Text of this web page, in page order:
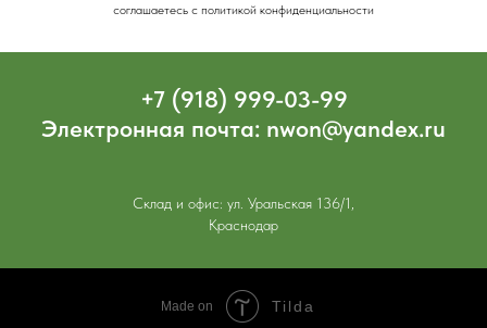
соглашаетесь c политикой конфиденциальности
+7 (918) 999-03-99
Электронная почта: nwon@yandex.ru
Склад и офис: ул. Уральская 136/1,
Краснодар
Made on Tilda